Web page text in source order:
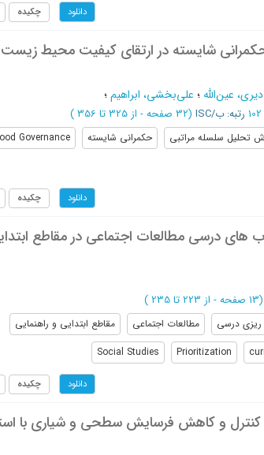
دانلود چکیده
شایسته در ارتقای کیفیت محیط زیست
دیری، عین‌الله ؛ علی‌بخشی، ابراهیم؛
رتبه: ب/ISC (‎32 صفحه - از 325 تا 356 )
تحلیل سلسله مراتبی حکمرانی شایسته Governance
دانلود چکیده
های درسی مطالعات اجتماعی در مقاطع
(‎13 صفحه - از 223 تا 235 )
ریزی درسی مطالعات اجتماعی
مقاطع ابتدایی و راهنمایی
Prioritization
Social Studies
دانلود چکیده
و کاهش فرسایش سطحی و شیاری با